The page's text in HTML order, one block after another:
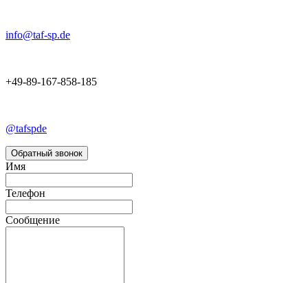
info@taf-sp.de
+49-89-167-858-185
@tafspde
Обратный звонок
Имя
Телефон
Сообщение